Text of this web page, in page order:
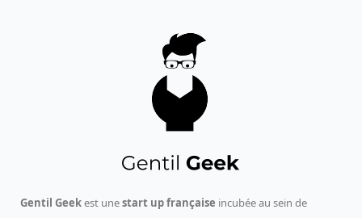
Gentil Geekest unestart up française incubée au sein de